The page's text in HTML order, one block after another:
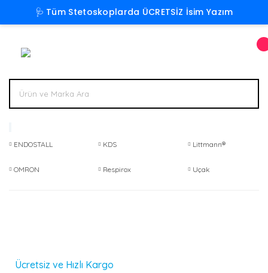
🩺 Tüm Stetoskoplarda ÜCRETSİZ İsim Yazım
ENDOSTALL KDS Littmann®
OMRON Respirox Uçak
Ücretsiz ve Hızlı Kargo